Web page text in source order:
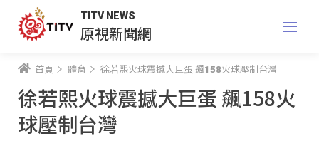
TITV NEWS
原視新聞網
首頁 體育 徐若熙火球震撼大巨蛋 飆158火球壓制台灣
徐若熙火球震撼大巨蛋 飆158火
球壓制台灣